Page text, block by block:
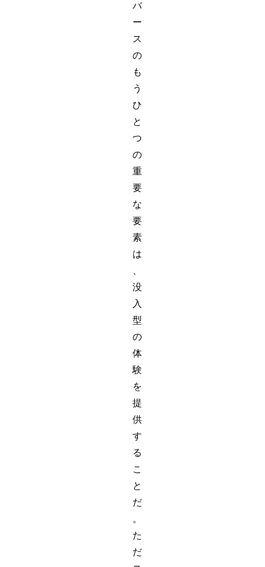
バ
ー
ス
の
も
う
ひ
と
つ
の
重
要
な
要
素
は
、
没
入
型
の
体
験
を
提
供
す
る
こ
と
だ
。
た
だ